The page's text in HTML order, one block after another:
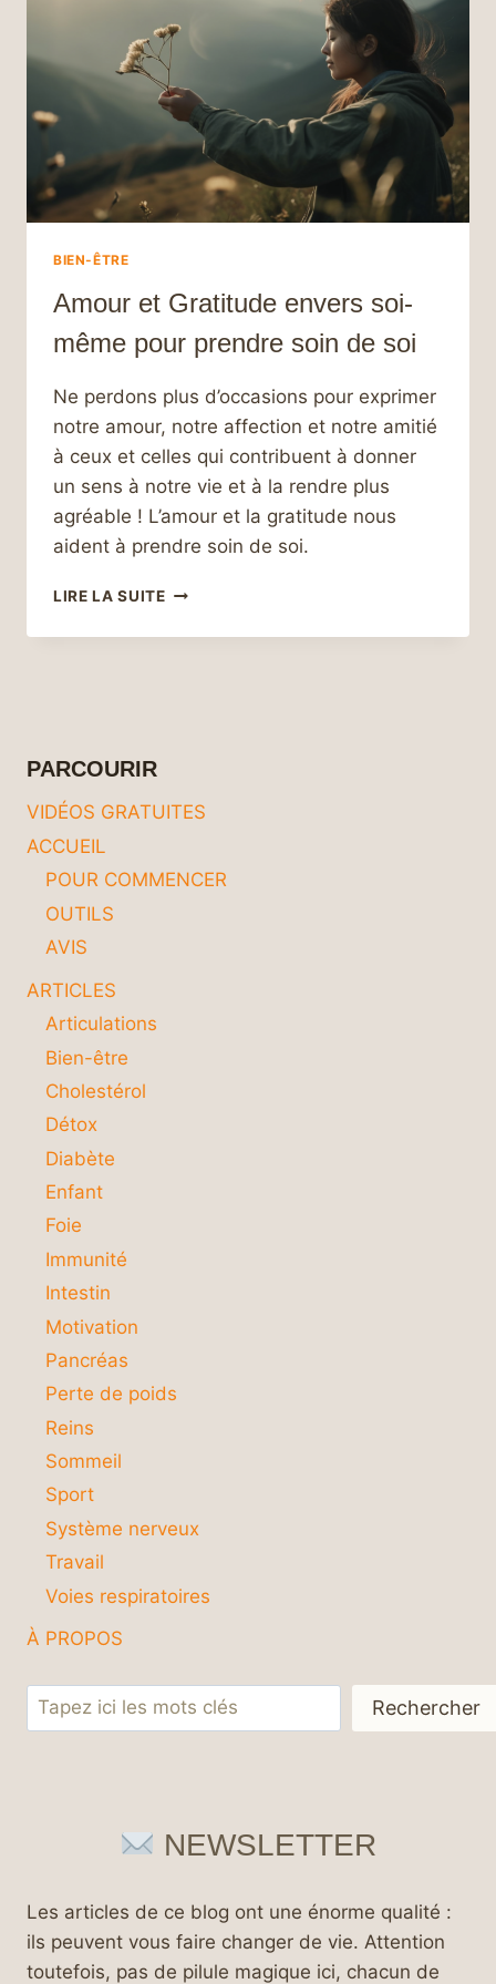
DE
VOS
LIMITES
ET
ATTEINDRE
OBJECTIFS
BIEN-ÊTRE
Amour et Gratitude envers soi-
même pour prendre soin de soi
Ne perdons plus d’occasions pour exprimer
notre amour, notre affection et notre amitié
à ceux et celles qui contribuent à donner
un sens à notre vie et à la rendre plus
agréable ! L’amour et la gratitude nous
aident à prendre soin de soi.
LIRE LA SUITEAMOUR
GRATITUDE
DE
SOI
PARCOURIR
VIDÉOS GRATUITES
ACCUEIL
POUR COMMENCER
OUTILS
AVIS
ARTICLES
Articulations
Bien-être
Cholestérol
Détox
Diabète
Enfant
Foie
Immunité
Intestin
Motivation
Pancréas
Perte de poids
Reins
Sommeil
Sport
Système nerveux
Travail
Voies respiratoires
À PROPOS
Rechercher Rechercher
NEWSLETTER
Les articles de ce blog ont une énorme qualité :
ils peuvent vous faire changer de vie. Attention
toutefois, pas de pilule magique ici, chacun de